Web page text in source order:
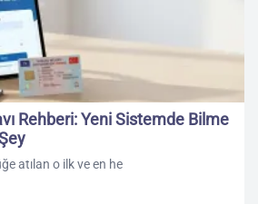
Rehberi: Yeni Sistemde Bilme
atılan o ilk ve en he